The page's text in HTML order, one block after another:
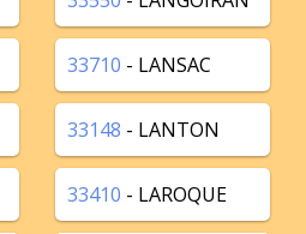
33710 - LANSAC
33148 - LANTON
33410 - LAROQUE